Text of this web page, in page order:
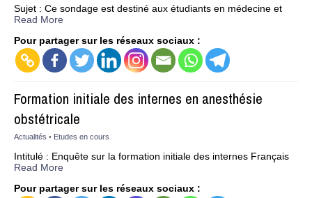
Sujet : Ce sondage est destiné aux étudiants en médecine et
Read More
Pour partager sur les réseaux sociaux :
Formation initiale des internes en anesthésie
obstétricale
Actualités • Etudes en cours
Intitulé : Enquête sur la formation initiale des internes Français
Read More
Pour partager sur les réseaux sociaux :